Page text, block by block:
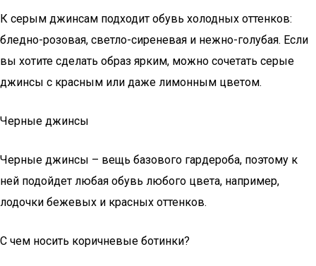
К серым джинсам подходит обувь холодных оттенков:
бледно-розовая, светло-сиреневая и нежно-голубая. Если
вы хотите сделать образ ярким, можно сочетать серые
джинсы с красным или даже лимонным цветом.
Черные джинсы
Черные джинсы – вещь базового гардероба, поэтому к
ней подойдет любая обувь любого цвета, например,
лодочки бежевых и красных оттенков.
С чем носить коричневые ботинки?